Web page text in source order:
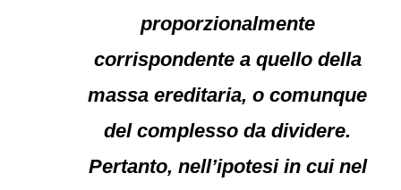
proporzionalmente
corrispondente a quello della
massa ereditaria, o comunque
del complesso da dividere.
Pertanto, nell’ipotesi in cui nel